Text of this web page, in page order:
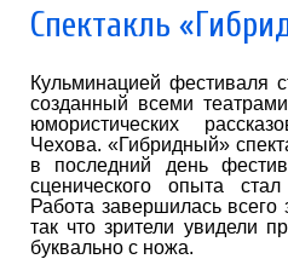
Спектакль
Кульминацией фестиваля
созданный всеми
юмористических
Чехова. «Гибридный»
в последний день
сценического опыта
Работа завершилась всего
так что зрители увидели
буквально с ножа.